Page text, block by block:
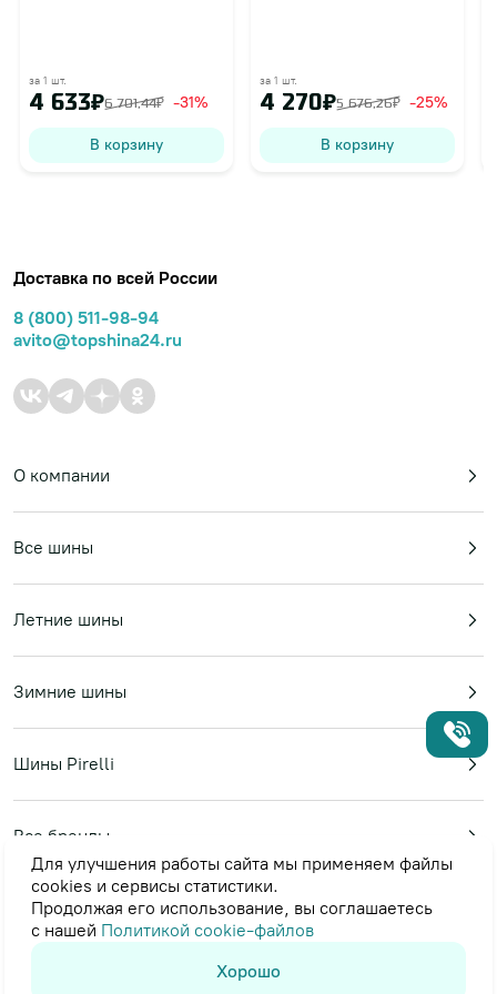
за 1 шт.
4 633₽6 701,44₽ -31%
В корзину
за 1 шт.
4 270₽5 676,26₽ -25%
В корзину
Доставка по всей России
8 (800) 511-98-94
avito@topshina24.ru
О компании
Все шины
Летние шины
Зимние шины
Шины Pirelli
Все бренды
Пользовательское соглашение
Политика в отношении обработки персональных данных
Для улучшения работы сайта мы применяем файлы
cookies и сервисы статистики.
Продолжая его использование, вы соглашаетесь
с нашей Политикой cookie-файлов
Хорошо